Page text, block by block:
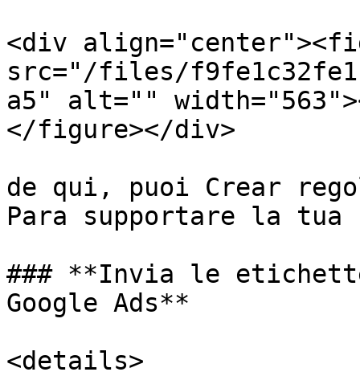
<div
src="/files/
a5" alt=""
</figure></div>
de qui, puoi Crear
Para supportare la
### **Invia le
Google Ads**
<details>